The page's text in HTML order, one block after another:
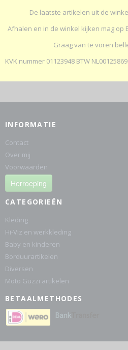
De laatste artikelen uit de
Afhalen en in de winkel kijken mag op
Graag van te voren
KVK nummer 01123948 BTW
INFORMATIE
Contact
Over mij
Voorwaarden
Herroeping
CATEGORIEËN
Kleding
Hi-Viz en werkkleding
Baby en kinderen
Borduurartikelen
Diversen
Moto Guzzi artikelen
BETAALMETHODES